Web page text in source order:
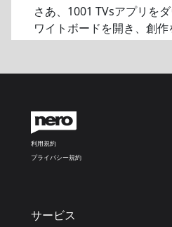
さあ、1001 TVsアプリを
ワイトボードを開き、創作
利用規約
プライバシー規約
サービス